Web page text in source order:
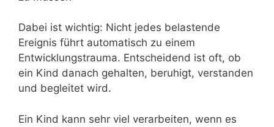
Dabei ist wichtig: Nicht jedes belastende
Ereignis führt automatisch zu einem
Entwicklungstrauma. Entscheidend ist oft, ob
ein Kind danach gehalten, beruhigt, verstanden
und begleitet wird.
Ein Kind kann sehr viel verarbeiten, wenn es